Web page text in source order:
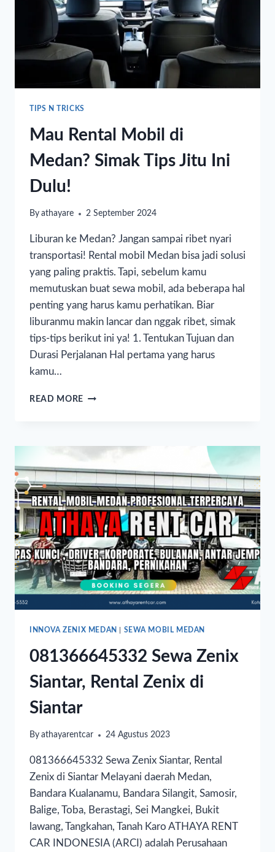
TIPS N TRICKS
Mau Rental Mobil di
Medan? Simak Tips Jitu Ini
Dulu!
By athayare 2 September 2024
Liburan ke Medan? Jangan sampai ribet nyari
transportasi! Rental mobil Medan bisa jadi solusi
yang paling praktis. Tapi, sebelum kamu
memutuskan buat sewa mobil, ada beberapa hal
penting yang harus kamu perhatikan. Biar
liburanmu makin lancar dan nggak ribet, simak
tips-tips berikut ini ya! 1. Tentukan Tujuan dan
Durasi Perjalanan Hal pertama yang harus
kamu…
READ MORE
INNOVA ZENIX MEDAN SEWA MOBIL MEDAN
081366645332 Sewa Zenix
Siantar, Rental Zenix di
Siantar
By athayarentcar 24 Agustus 2023
081366645332 Sewa Zenix Siantar, Rental
Zenix di Siantar Melayani daerah Medan,
Bandara Kualanamu, Bandara Silangit, Samosir,
Balige, Toba, Berastagi, Sei Mangkei, Bukit
lawang, Tangkahan, Tanah Karo ATHAYA RENT
CAR INDONESIA (ARCI) adalah Perusahaan